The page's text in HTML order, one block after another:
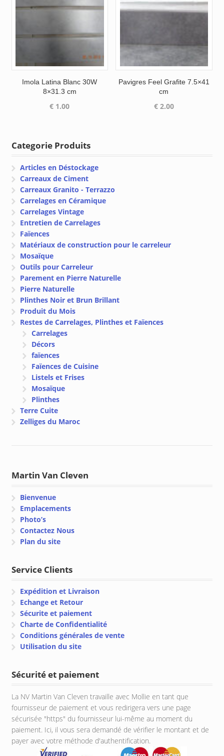
Imola Latina Blanc 30W
8×31.3 cm
€ 1.00
Pavigres Feel Grafite 7.5×41
cm
€2.00
Categorie Produits
Articles en Déstockage
Carreaux de Ciment
Carreaux Granito - Terrazzo
Carrelages en Céramique
Carrelages Vintage
Entretien de Carrelages
Faïences
Matériaux de construction pour le carreleur
Mosaïque
Outils pour Carreleur
Parement en Pierre Naturelle
Pierre Naturelle
Plinthes Noir et Brun Brillant
Produit du Mois
Restes de Carrelages, Plinthes et Faïences
Carrelages
Décors
faïences
Faïences de Cuisine
Listels et Frises
Mosaïque
Plinthes
Terre Cuite
Zelliges du Maroc
Martin Van Cleven
Bienvenue
Emplacements
Photo’s
Contactez Nous
Plan du site
Service Clients
Expédition et Livraison
Echange et Retour
Sécurite et paiement
Charte de Confidentialité
Conditions générales de vente
Utilisation du site
Sécurité et paiement
La NV Martin Van Cleven travaille avec Mollie en tant que
fournisseur de paiement et vous redirigera vers une page
sécurisée "https" du fournisseur lui-même au moment du
paiement. Ici, il vous sera demandé de vérifier le montant et de
payer avec votre méthode d'authentification.